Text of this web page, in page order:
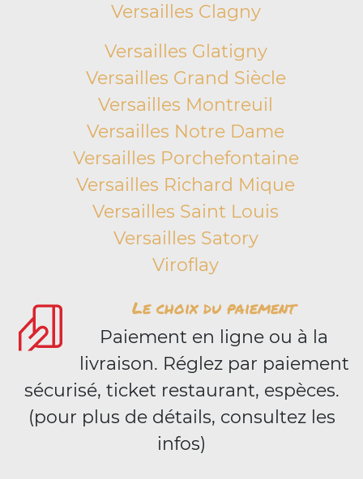
Versailles Clagny
Versailles Glatigny
Versailles Grand Siècle
Versailles Montreuil
Versailles Notre Dame
Versailles Porchefontaine
Versailles Richard Mique
Versailles Saint Louis
Versailles Satory
Viroflay
Le choix du paiement
Paiement en ligne ou à la
livraison. Réglez par paiement
sécurisé, ticket restaurant, espèces.
(pour plus de détails, consultez les
infos)